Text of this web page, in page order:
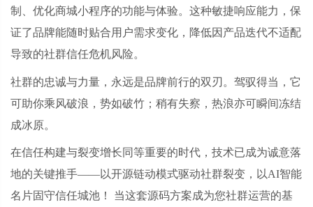
制、优化商城小程序的功能与体验。这种敏捷响应能力，保
证了品牌能随时贴合用户需求变化，降低因产品迭代不适配
导致的社群信任危机风险。
社群的忠诚与力量，永远是品牌前行的双刃。驾驭得当，它
可助你乘风破浪，势如破竹；稍有失察，热浪亦可瞬间冻结
成冰原。
在信任构建与裂变增长同等重要的时代，技术已成为诚意落
地的关键推手——以开源链动模式驱动社群裂变，以AI智能
名片固守信任城池！ 当这套源码方案成为您社群运营的基